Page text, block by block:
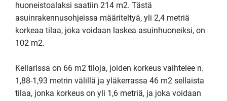
huoneistoalaksi saatiin 214 m2. Tästä
asuinrakennusohjeissa määriteltyä, yli 2,4 metriä
korkeaa tilaa, joka voidaan laskea asuinhuoneiksi, on
102 m2.
Kellarissa on 66 m2 tiloja, joiden korkeus vaihtelee n.
1,88-1,93 metrin välillä ja yläkerrassa 46 m2 sellaista
tilaa, jonka korkeus on yli 1,6 metriä, ja joka voidaan